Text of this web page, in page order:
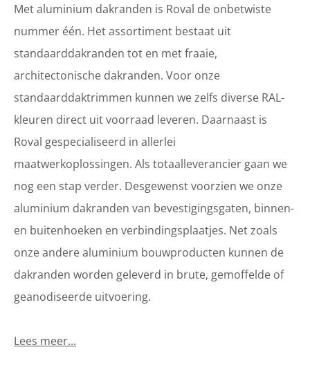
Met aluminium dakranden is Roval de onbetwiste
nummer één. Het assortiment bestaat uit
standaarddakranden tot en met fraaie,
architectonische dakranden. Voor onze
standaarddaktrimmen kunnen we zelfs diverse RAL-
kleuren direct uit voorraad leveren. Daarnaast is
Roval gespecialiseerd in allerlei
maatwerkoplossingen. Als totaalleverancier gaan we
nog een stap verder. Desgewenst voorzien we onze
aluminium dakranden van bevestigingsgaten, binnen-
en buitenhoeken en verbindingsplaatjes. Net zoals
onze andere aluminium bouwproducten kunnen de
dakranden worden geleverd in brute, gemoffelde of
geanodiseerde uitvoering.
Lees meer...